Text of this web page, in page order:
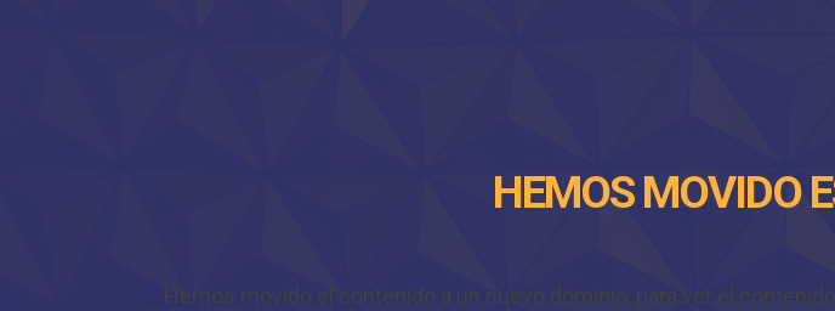
HEMOS MOVIDO
Hemos movido el contenido a un nuevo dominio, para ver el